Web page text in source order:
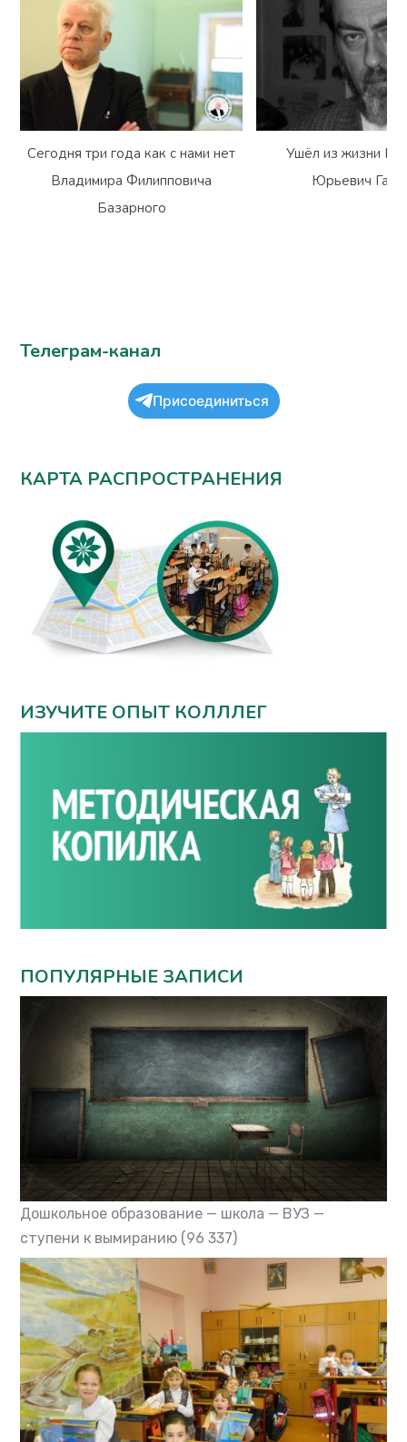
Сегодня три года как с нами нет
Владимира Филипповича
Базарного
Ушёл из жизни
Юрьевич
Телеграм-канал
Присоединиться
КАРТА РАСПРОСТРАНЕНИЯ
ИЗУЧИТЕ ОПЫТ КОЛЛЛЕГ
ПОПУЛЯРНЫЕ ЗАПИСИ
Дошкольное образование — школа — ВУЗ —
ступени к вымиранию (96 337)